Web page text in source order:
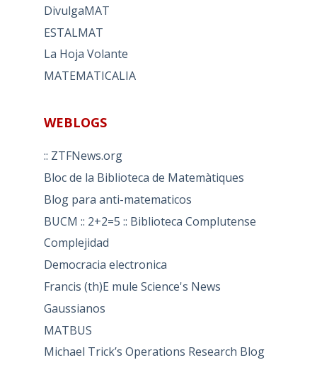
DivulgaMAT
ESTALMAT
La Hoja Volante
MATEMATICALIA
WEBLOGS
:: ZTFNews.org
Bloc de la Biblioteca de Matemàtiques
Blog para anti-matematicos
BUCM :: 2+2=5 :: Biblioteca Complutense
Complejidad
Democracia electronica
Francis (th)E mule Science's News
Gaussianos
MATBUS
Michael Trick’s Operations Research Blog